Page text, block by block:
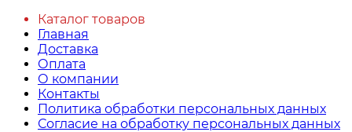
Каталог товаров
Главная
Доставка
Оплата
О компании
Контакты
Политика обработки персональных данных
Согласие на обработку персональных данных